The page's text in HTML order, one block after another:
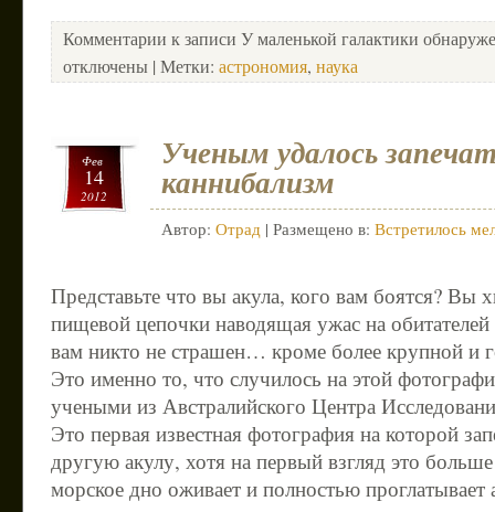
Комментарии к записи У маленькой галактики
отключены | Метки: астрономия, наука
Фев
14
2012
Ученым удалось
каннибализм
Автор: Отрад | Размещено в: Встретилось
Представьте что вы акула, кого вам боятся? Вы
пищевой цепочки наводящая ужас на
вам никто не страшен… кроме более крупной и
Это именно то, что случилось на этой
учеными из Австралийского Центра
Это первая известная фотография на которой
другую акулу, хотя на первый взгляд это
морское дно оживает и полностью проглатывает